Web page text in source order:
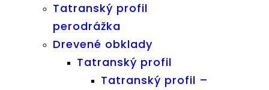
Tatranský profil
perodrážka
Drevené obklady
Tatranský profil
Tatranský profil –